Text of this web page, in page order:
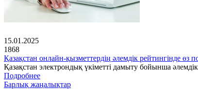
15.01.2025
1868
Қазақстан онлайн-қызметтердің әлемдік рейтингінде
Қазақстан электрондық үкіметті дамыту бойынша
Подробнее
Барлық жаңалықтар